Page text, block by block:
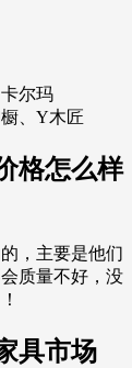
尔玛
、Y木匠
格怎么样
，主要是他们
质量不好，没
具市场